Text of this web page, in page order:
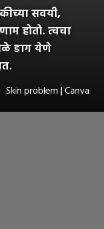
सवयी,
होतो. त्वचा
डाग येणे
Skin problem | Canva